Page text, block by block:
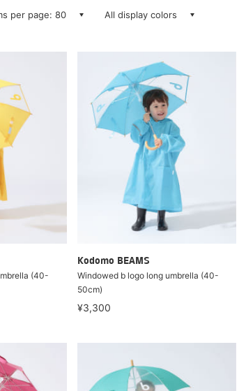
per page: 80 All display colors
(40-
Kodomo BEAMS
Windowed b logo long umbrella (40-
50cm)
¥3,300